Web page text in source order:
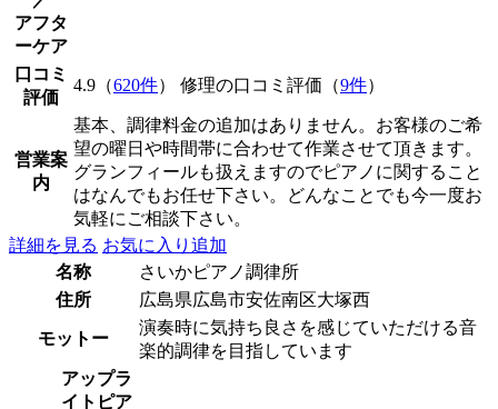
アフタ
ーケア
口コミ
評価
4.9（620件） 修理の口コミ評価（9件）
営業案
内
基本、調律料金の追加はありません。お客様のご希
望の曜日や時間帯に合わせて作業させて頂きます。
グランフィールも扱えますのでピアノに関すること
はなんでもお任せ下さい。どんなことでも今一度お
気軽にご相談下さい。
詳細を見る お気に入り追加
名称
さいかピアノ調律所
住所
広島県広島市安佐南区大塚西
モットー
演奏時に気持ち良さを感じていただける音
楽的調律を目指しています
アップラ
イトピア